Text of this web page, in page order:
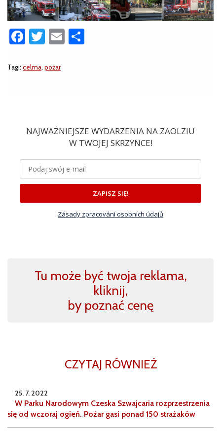
Facebook
Twitter
Email
Tagi: celma, pożar
NAJWAŻNIEJSZE WYDARZENIA NA ZAOLZIU
W TWOJEJ SKRZYNCE!
ZAPISZ SIĘ!
Zásady zpracování osobních údajů
Tu może być twoja reklama,
kliknij,
by poznać cenę
CZYTAJ RÓWNIEŻ
25. 7. 2022
W Parku Narodowym Czeska Szwajcaria rozprzestrzenia
się od wczoraj ogień. Pożar gasi ponad 150 strażaków